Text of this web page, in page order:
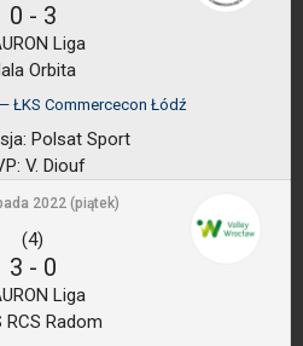
0 - 3
Liga
Orbita
ŁKS Commercecon Łódź
Polsat Sport
V. Diouf
2022 (piątek)
(4)
3 - 0
Liga
RCS Radom